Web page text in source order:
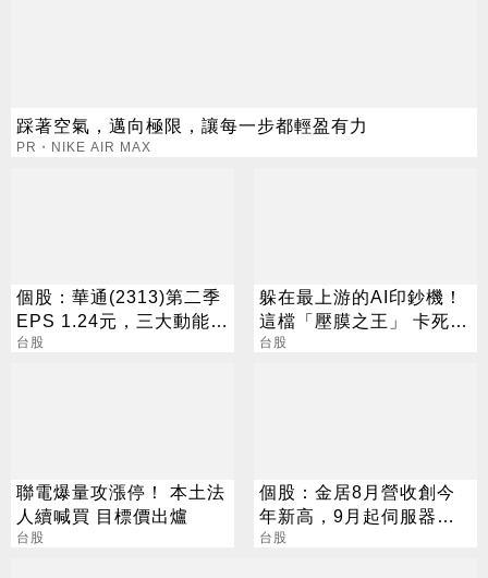
踩著空氣，邁向極限，讓每一步都輕盈有力
PR・NIKE AIR MAX
個股：華通(2313)第二季
EPS 1.24元，三大動能加
持，營運展望逐季向上
台股
躲在最上游的AI印鈔機！
這檔「壓膜之王」 卡死全
球95%載板製程
台股
聯電爆量攻漲停！ 本土法
人續喊買 目標價出爐
台股
個股：金居8月營收創今
年新高，9月起伺服器效
益顯現，Q4雙率更可望大
台股